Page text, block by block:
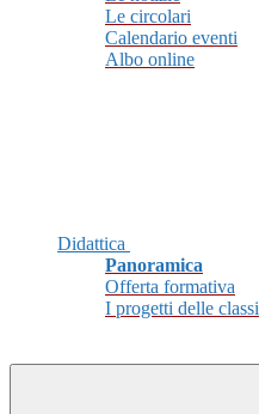
Le circolari
Calendario eventi
Albo online
Didattica
Panoramica
Offerta formativa
I progetti delle classi